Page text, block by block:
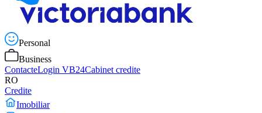
Personal
Business
ContacteLogin VB24Cabinet credite
RO
Credite
Imobiliar